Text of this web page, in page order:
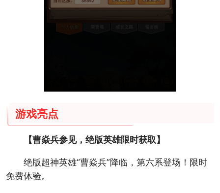
游戏亮点
【曹焱兵参见，绝版英雄限时获取】
绝版超神英雄“曹焱兵”降临，第六系登场！限时
免费体验。